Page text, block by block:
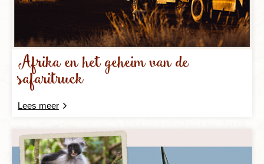
Afrika en het geheim van de
safaritruck
Lees meer